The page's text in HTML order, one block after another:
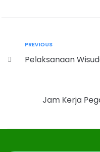
PREVIOUS
Pelaksanaan
Jam Kerja